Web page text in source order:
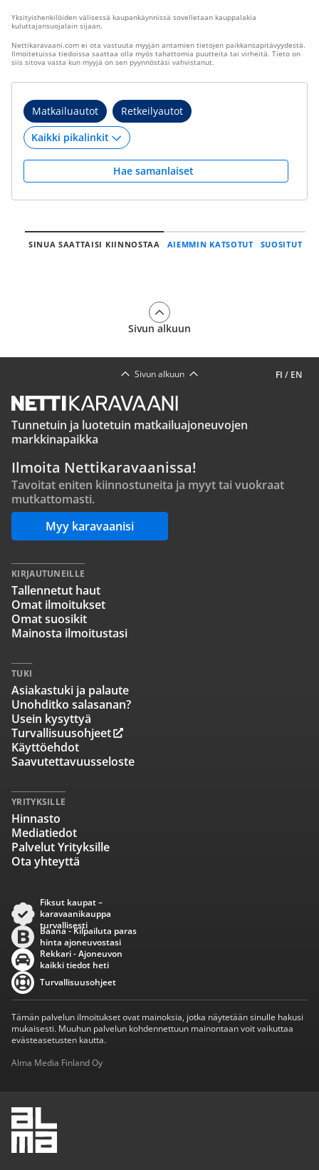
Yksityishenkilöiden välisessä kaupankäynnissä sovelletaan kauppalakia
kuluttajansuojalain sijaan.
Nettikaravaani.com ei ota vastuuta myyjän antamien tietojen paikkansapitävyydestä.
Ilmoitetuissa tiedoissa saattaa olla myös tahattomia puutteita tai virheitä. Tieto on
siis sitova vasta kun myyjä on sen pyynnöstäsi vahvistanut.
Matkailuautot Retkeilyautot
Hae samanlaiset
SINUA SAATTAISI KIINNOSTAA AIEMMIN KATSOTUT SUOSITUT
Sivun alkuun
FI / EN
Sivun alkuun
Tunnetuin ja luotetuin matkailuajoneuvojen
markkinapaikka
Ilmoita Nettikaravaanissa!
Tavoitat eniten kiinnostuneita ja myyt tai vuokraat
mutkattomasti.
Myy karavaanisi
KIRJAUTUNEILLE
Tallennetut haut
Omat ilmoitukset
Omat suosikit
Mainosta ilmoitustasi
TUKI
Asiakastuki ja palaute
Unohditko salasanan?
Usein kysyttyä
Turvallisuusohjeet
Käyttöehdot
Saavutettavuusseloste
YRITYKSILLE
Hinnasto
Mediatiedot
Palvelut Yrityksille
Ota yhteyttä
Fiksut kaupat –
karavaanikauppa
turvallisesti
Baana - Kilpailuta paras
hinta ajoneuvostasi
Rekkari - Ajoneuvon
kaikki tiedot heti
Turvallisuusohjeet
Tämän palvelun ilmoitukset ovat mainoksia, jotka näytetään sinulle hakusi
mukaisesti. Muuhun palvelun kohdennettuun mainontaan voit vaikuttaa
evästeasetusten kautta.
Alma Media Finland Oy